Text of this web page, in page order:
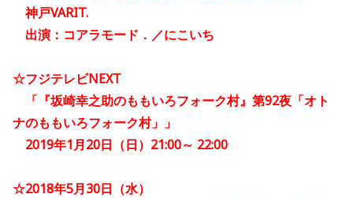
神戸VARIT.
出演：コアラモード．／にこいち
☆フジテレビNEXT
「『坂崎幸之助のももいろフォーク村』第92夜「オト
ナのももいろフォーク村」」
2019年1月20日（日）21:00～ 22:00
☆2018年5月30日（水）